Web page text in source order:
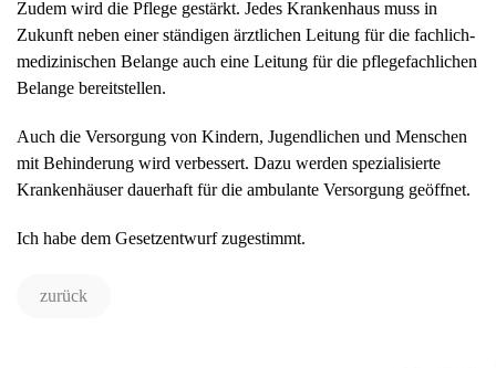
Zudem wird die Pflege gestärkt. Jedes Krankenhaus muss in
Zukunft neben einer ständigen ärztlichen Leitung für die fachlich-
medizinischen Belange auch eine Leitung für die pflegefachlichen
Belange bereitstellen.
Auch die Versorgung von Kindern, Jugendlichen und Menschen
mit Behinderung wird verbessert. Dazu werden spezialisierte
Krankenhäuser dauerhaft für die ambulante Versorgung geöffnet.
Ich habe dem Gesetzentwurf zugestimmt.
zurück